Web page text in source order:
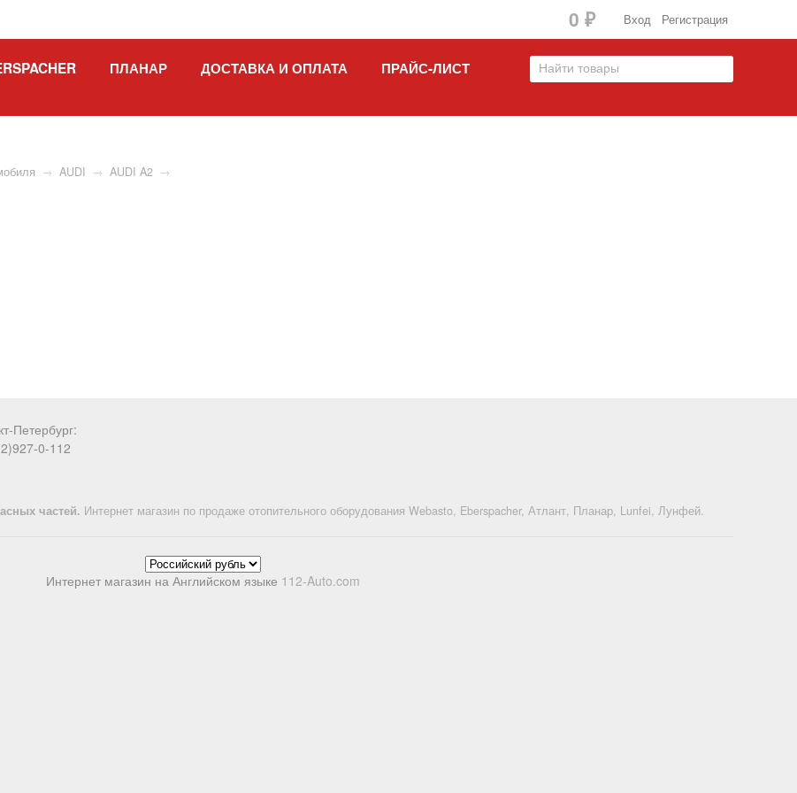
Вход Регистрация
0 ₽
ПЛАНАР ДОСТАВКА И ОПЛАТА ПРАЙС-ЛИСТ
→ AUDI → AUDI A2 →
Петербург:
0-112
частей. Интернет магазин по продаже отопительного оборудования Webasto, Eberspacher, Атлант, Планар, Lunfei, Лунфей.
Интернет магазин на Английском языке 112-Auto.com